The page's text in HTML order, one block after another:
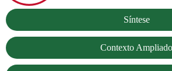
Síntese
Contexto Ampliado